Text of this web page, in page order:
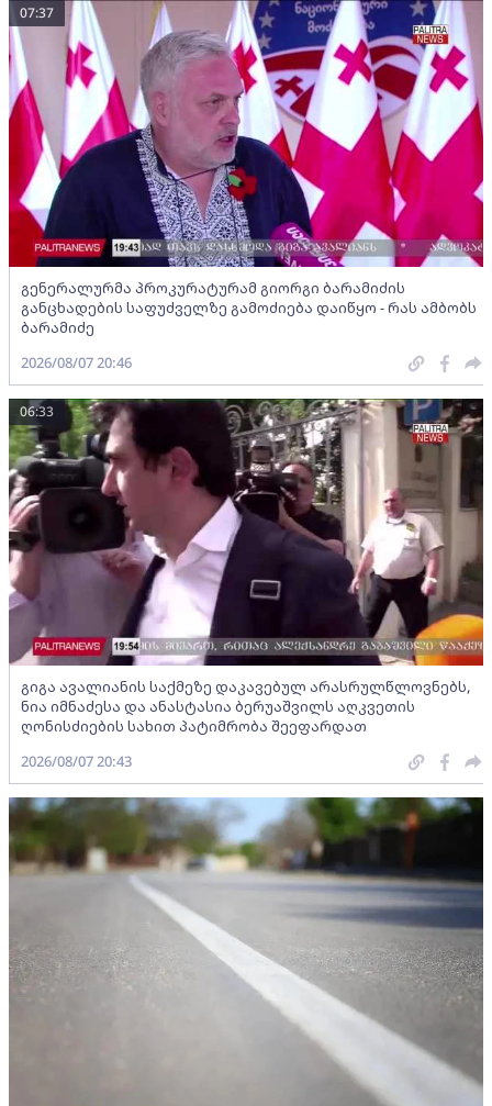
გენერალურმა პროკურატურამ გიორგი ბარამიძის
განცხადების საფუძველზე გამოძიება დაიწყო - რას ამბობს
ბარამიძე
07:37
2026/08/07 20:46
გიგა ავალიანის საქმეზე დაკავებულ არასრულწლოვნებს,
ნია იმნაძესა და ანასტასია ბერუაშვილს აღკვეთის
ღონისძიების სახით პატიმრობა შეეფარდათ
06:33
2026/08/07 20:43